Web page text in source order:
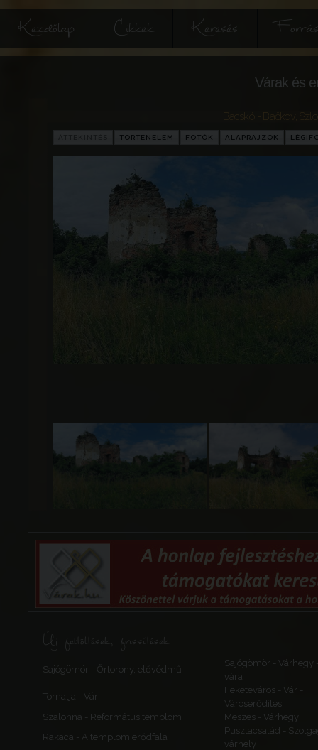
Kezdőlap Cikkek Keresés
Várak és
TÖRTÉNELEM FOTÓK ALAPRAJZOK
Új feltöltések, frissítések
Sajógömör - Őrtorony, elővédmű
Sajógömör - Várhegy
vára
Tornalja - Vár
Feketeváros - Vár -
Városerődítés
Szalonna - Református templom
Meszes - Várhegy
Rakaca - A templom erődfala
Pusztacsalád -
várhely